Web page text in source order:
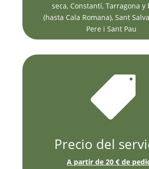
seca, Constantí, Tarragona y
(hasta Cala Romana), Sant
Pere i Sant Pau

Precio del
A partir de 20 € de